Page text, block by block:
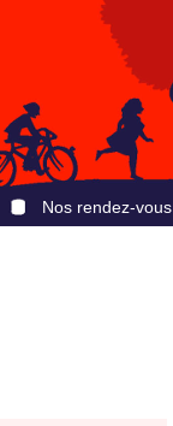
Nos rendez-vous